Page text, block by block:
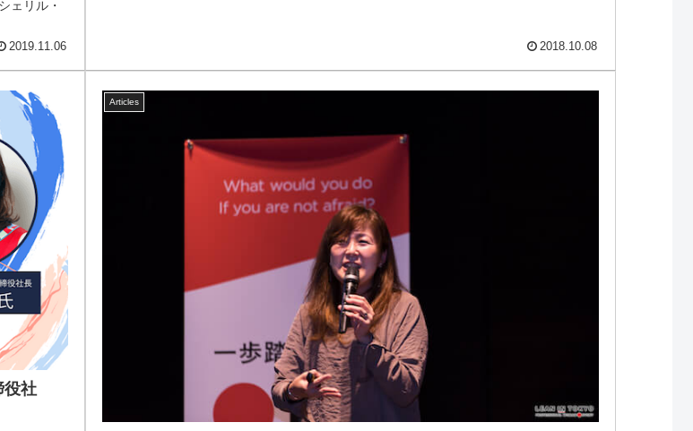
ェリル・
2019.11.06 2018.10.08
社
Articles